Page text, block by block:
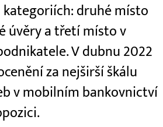
druhé místo
úvěry a třetí místo v
V dubnu 2022
za nejširší škálu
v mobilním bankovnictví